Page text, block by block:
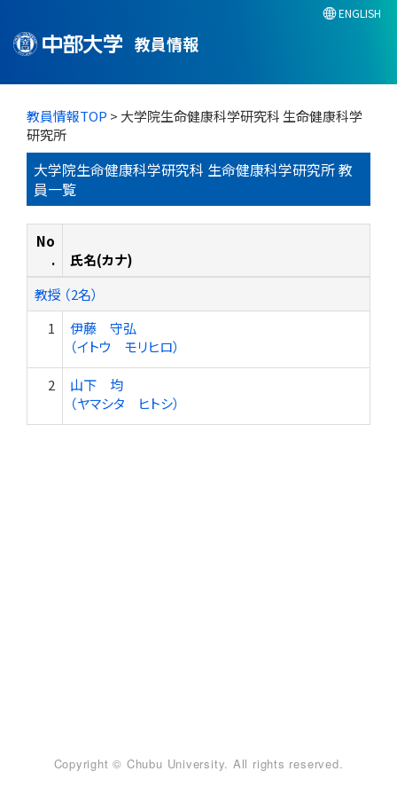
教員情報
ENGLISH
教員情報TOP > 大学院生命健康科学研究科 生命健康科学
研究所
大学院生命健康科学研究科 生命健康科学研究所 教
員一覧
No
.
氏名(カナ)
教授 （2名）
1
伊藤 守弘
（イトウ モリヒロ）
2
山下 均
（ヤマシタ ヒトシ）
Copyright © Chubu University. All rights reserved.